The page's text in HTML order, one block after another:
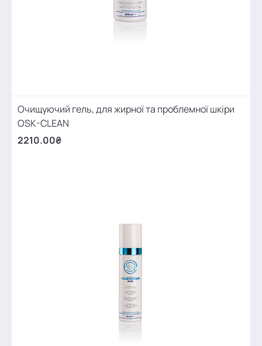
Очищуючий гель, для жирної та проблемної шкіри
OSK-CLEAN
2210.00₴